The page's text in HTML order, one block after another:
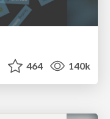
464 140k